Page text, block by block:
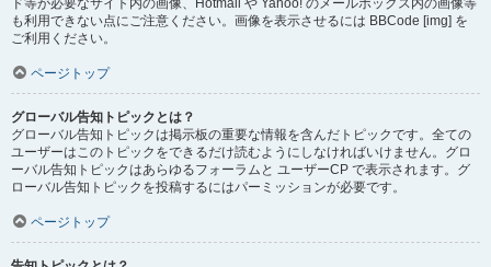
ド等が必要なサイト内の画像、Hotmail や Yahoo! のメールボックス内の画像等
も利用できない点にご注意ください。画像を表示させるには BBCode [img] を
ご利用ください。
ページトップ
グローバル告知トピックとは？
グローバル告知トピックは掲示板の重要な情報を含んだトピックです。全ての
ユーザーはこのトピックをできるだけ読むようにしなければいけません。グロ
ーバル告知トピックはあらゆるフォーラムと ユーザーCP で表示されます。グ
ローバル告知トピックを投稿するにはパーミッションが必要です。
ページトップ